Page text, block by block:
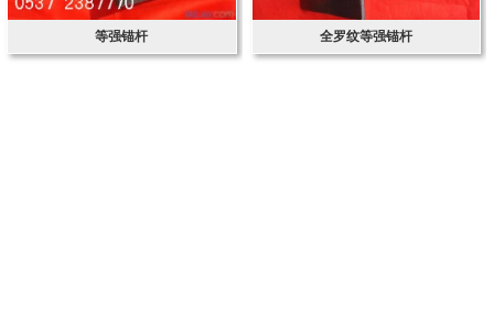
等强锚杆 全罗纹等强锚杆